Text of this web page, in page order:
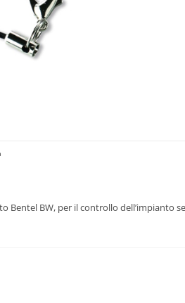
Bentel BW, per il controllo dell’impianto